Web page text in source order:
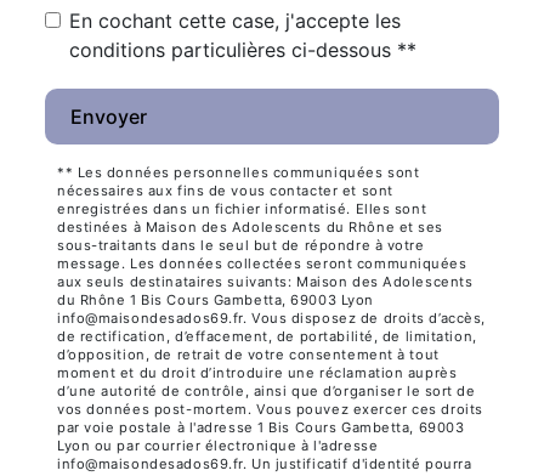
En cochant cette case, j'accepte les
conditions particulières ci-dessous **
Envoyer
** Les données personnelles communiquées sont
nécessaires aux fins de vous contacter et sont
enregistrées dans un fichier informatisé. Elles sont
destinées à Maison des Adolescents du Rhône et ses
sous-traitants dans le seul but de répondre à votre
message. Les données collectées seront communiquées
aux seuls destinataires suivants: Maison des Adolescents
du Rhône 1 Bis Cours Gambetta, 69003 Lyon
info@maisondesados69.fr. Vous disposez de droits d’accès,
de rectification, d’effacement, de portabilité, de limitation,
d’opposition, de retrait de votre consentement à tout
moment et du droit d’introduire une réclamation auprès
d’une autorité de contrôle, ainsi que d’organiser le sort de
vos données post-mortem. Vous pouvez exercer ces droits
par voie postale à l'adresse 1 Bis Cours Gambetta, 69003
Lyon ou par courrier électronique à l'adresse
info@maisondesados69.fr. Un justificatif d'identité pourra